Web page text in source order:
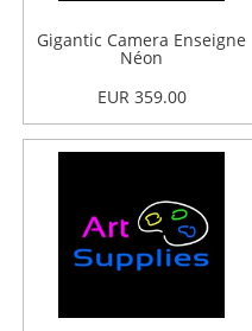
Gigantic Camera Enseigne
Néon
EUR 359.00